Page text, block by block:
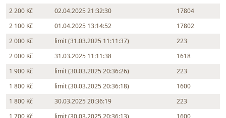
2 200 Kč
02.04.2025 21:32:30
17804
2 100 Kč
01.04.2025 13:14:52
17802
2 000 Kč
limit (31.03.2025 11:11:37)
223
2 000 Kč
31.03.2025 11:11:38
1618
1 900 Kč
limit (30.03.2025 20:36:26)
223
1 800 Kč
limit (30.03.2025 20:36:18)
1600
1 800 Kč
30.03.2025 20:36:19
223
1 700 Kč
limit (30.03.2025 20:36:13) 1600